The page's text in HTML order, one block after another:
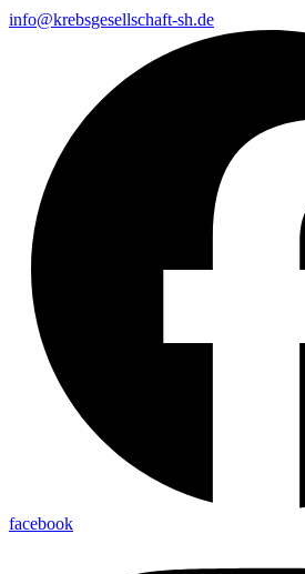
info@krebsgesellschaft-sh.de
facebook